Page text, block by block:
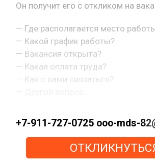
Он получит его с откликом на
— Где располагается место
— Какой график работы?
— Вакансия открыта?
— Какая оплата труда?
— Как с вами связаться?
+7-911-727-0725 ooo-mds-